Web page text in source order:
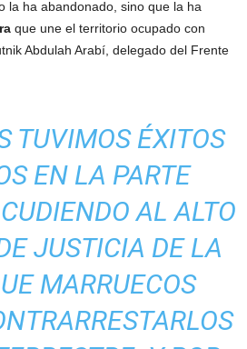
la ha abandonado, sino que la ha
que une el territorio ocupado con
Abdulah Arabí, delegado del Frente
TUVIMOS ÉXITOS
EN LA PARTE
AL ALTO
JUSTICIA DE LA
MARRUECOS